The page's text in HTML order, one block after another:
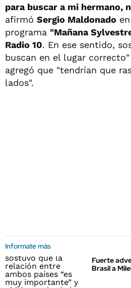
para buscar a mi hermano,
afirmó Sergio Maldonado
programa "Mañana
Radio 10. En ese sentido,
buscan en el lugar
agregó que "tendrían que
lados".
Informate más
Fuerte
Brasil a